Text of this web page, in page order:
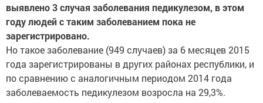
выявлено 3 случая заболевания педикулезом, в этом
году людей с таким заболеванием пока не
зарегистрировано.
Но такое заболевание (949 случаев) за 6 месяцев 2015
года зарегистрированы в других районах республики, и
по сравнению с аналогичным периодом 2014 года
заболеваемость педикулезом возросла на 29,3%.